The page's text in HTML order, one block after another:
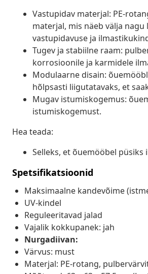
Vastupidav materjal: PE-
materjal, mis näeb välja
vastupidavuse ja
Tugev ja stabiilne raam:
korrosioonile ja karmidele
Modulaarne disain:
hõlpsasti liigutatavaks, et
Mugav istumiskogemus:
istumiskogemust.
Hea teada:
Selleks, et õuemööbel
Spetsifikatsioonid
Maksimaalne kandevõime
UV-kindel
Reguleeritavad jalad
Vajalik kokkupanek: jah
Nurgadiivan:
Värvus: must
Materjal: PE-rotang,